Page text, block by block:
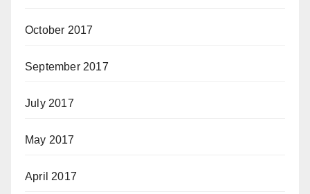
October 2017
September 2017
July 2017
May 2017
April 2017